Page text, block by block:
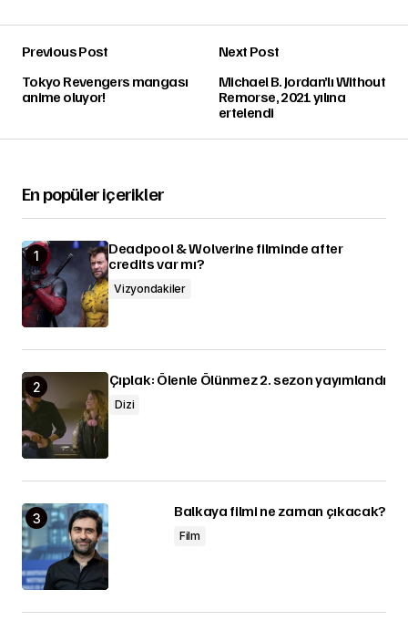
Previous Post
Tokyo Revengers mangası
anime oluyor!
Next Post
Michael B. Jordan’lı Without
Remorse, 2021 yılına
ertelendi
En popüler içerikler
Deadpool & Wolverine filminde after
credits var mı?
Vizyondakiler
Çıplak: Ölenle Ölünmez 2. sezon yayımlandı
Dizi
Balkaya filmi ne zaman çıkacak?
Film